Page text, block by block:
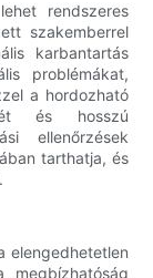
rendszeres
szakemberrel
karbantartás
problémákat,
a hordozható
és hosszú
ellenőrzések
tarthatja, és
elengedhetetlen